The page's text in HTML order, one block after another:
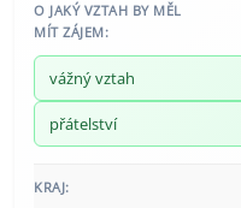
O JAKÝ VZTAH BY MĚL
MÍT ZÁJEM:
vážný vztah
přátelství
KRAJ: